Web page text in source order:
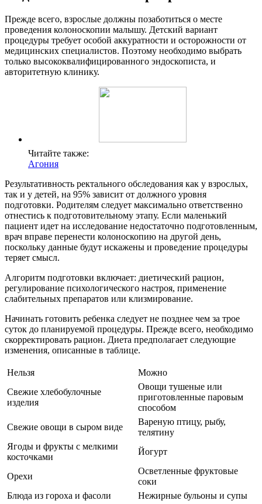
Прежде всего, взрослые должны позаботиться о месте
проведения колоноскопии малышу. Детский вариант
процедуры требует особой аккуратности и осторожности от
медицинских специалистов. Поэтому необходимо выбрать
только высококвалифицированного эндоскописта, и
авторитетную клинику.
Читайте также:
Агония
Результативность ректального обследования как у взрослых,
так и у детей, на 95% зависит от должного уровня
подготовки. Родителям следует максимально ответственно
отнестись к подготовительному этапу. Если маленький
пациент идет на исследование недостаточно подготовленным,
врач вправе перенести колоноскопию на другой день,
поскольку данные будут искажены и проведение процедуры
теряет смысл.
Алгоритм подготовки включает: диетический рацион,
регулирование психологического настроя, применение
слабительных препаратов или клизмирование.
Начинать готовить ребенка следует не позднее чем за трое
суток до планируемой процедуры. Прежде всего, необходимо
скорректировать рацион. Диета предполагает следующие
изменения, описанные в таблице.
Нельзя
Можно
Свежие хлебобулочные
изделия
Овощи тушеные или
приготовленные паровым
способом
Свежие овощи в сыром виде
Вареную птицу, рыбу,
телятину
Ягоды и фрукты с мелкими
косточками
Йогурт
Орехи
Осветленные фруктовые
соки
Блюда из гороха и фасоли
Нежирные бульоны и супы